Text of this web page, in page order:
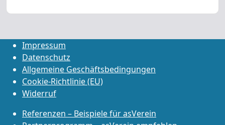
Impressum
Datenschutz
Allgemeine Geschäftsbedingungen
Cookie-Richtlinie (EU)
Widerruf
Referenzen – Beispiele für asVerein